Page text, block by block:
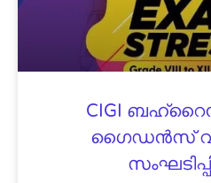
CIGI
ഗൈഡൻസ്